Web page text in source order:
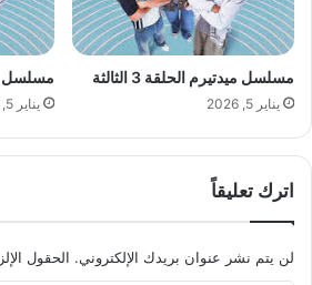
مسلسل ميدتيرم الحلقة 3 الثالثة
يناير 5, 2026
مسلسل
يناير 5, 2026
اترك تعليقاً
لن يتم نشر عنوان بريدك الإلكتروني. الحقول